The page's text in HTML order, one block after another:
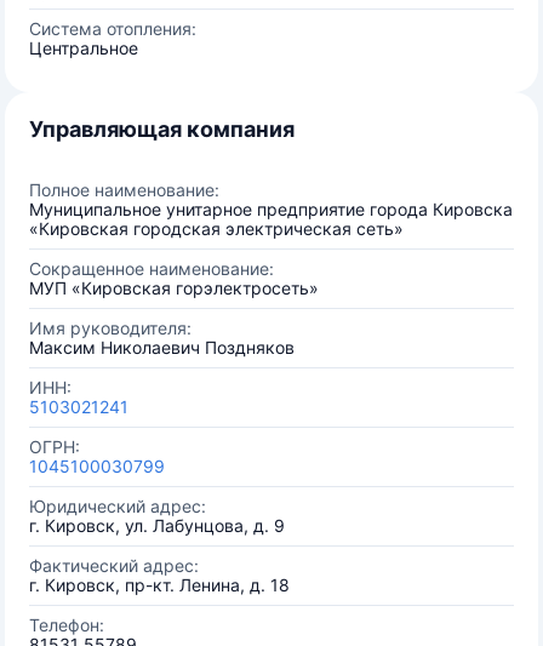
Система отопления:
Центральное
Управляющая компания
Полное наименование:
Муниципальное унитарное предприятие города Кировска
«Кировская городская электрическая сеть»
Сокращенное наименование:
МУП «Кировская горэлектросеть»
Имя руководителя:
Максим Николаевич Поздняков
ИНН:
5103021241
ОГРН:
1045100030799
Юридический адрес:
г. Кировск, ул. Лабунцова, д. 9
Фактический адрес:
г. Кировск, пр-кт. Ленина, д. 18
Телефон: